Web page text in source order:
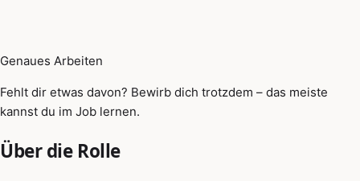
Genaues Arbeiten
Fehlt dir etwas davon? Bewirb dich trotzdem – das meiste
kannst du im Job lernen.
Über die Rolle